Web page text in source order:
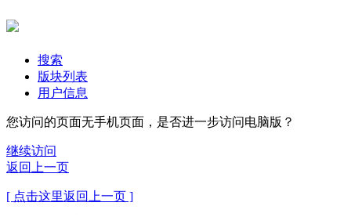
搜索
版块列表
用户信息
您访问的页面无手机页面，是否进一步访问电脑版？
继续访问
返回上一页
[ 点击这里返回上一页 ]